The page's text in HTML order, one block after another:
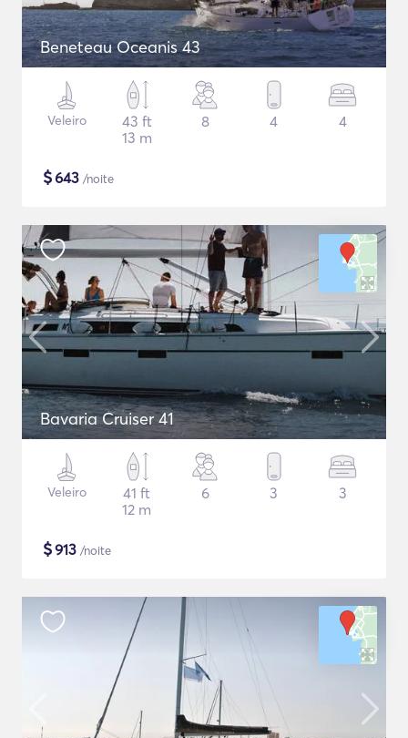
Beneteau Oceanis 43
Veleiro
43 ft
13 m
8 4 4
$643 /noite
Bavaria Cruiser 41
Veleiro
41 ft
12 m
6 3 3
$913 /noite